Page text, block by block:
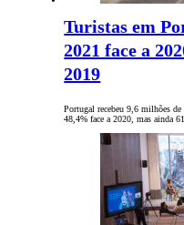
Turistas em
2021 face a
2019
Portugal recebeu 9,6 milhões
48,4% face a 2020, mas ainda